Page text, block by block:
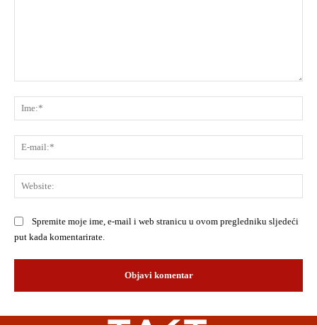
Spremite moje ime, e-mail i web stranicu u ovom pregledniku sljedeći
put kada komentarirate.